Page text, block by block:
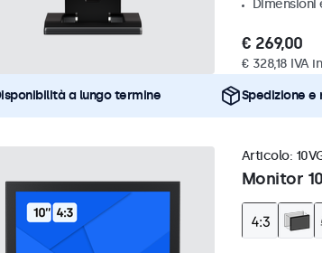
Dimensioni
€ 269,00
€ 328,18 IVA
a lungo termine Spedizione
Monitor
Articolo: